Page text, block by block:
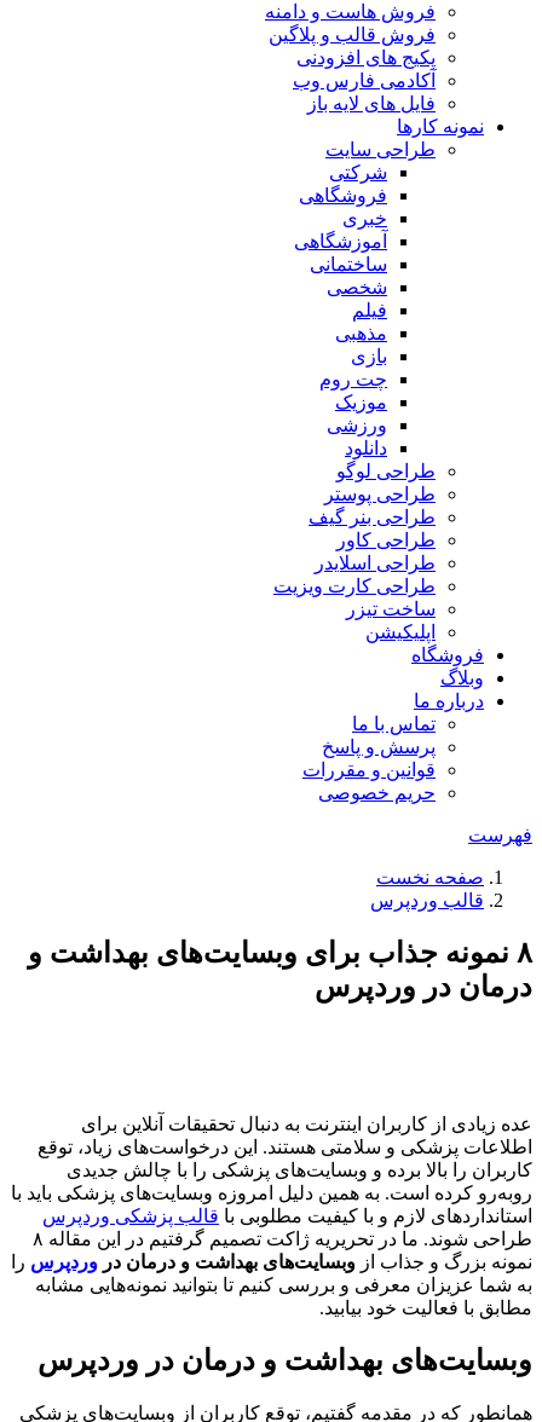
فروش هاست و دامنه
فروش قالب و پلاگین
پکیج های افزودنی
آکادمی فارس وب
فایل های لایه باز
نمونه کارها
طراحی سایت
شرکتی
فروشگاهی
خبری
آموزشگاهی
ساختمانی
شخصی
فیلم
مذهبی
بازی
چت روم
موزیک
ورزشی
دانلود
طراحی لوگو
طراحی پوستر
طراحی بنر گیف
طراحی کاور
طراحی اسلایدر
طراحی کارت ویزیت
ساخت تیزر
اپلیکیشن
فروشگاه
وبلاگ
درباره ما
تماس با ما
پرسش و پاسخ
قوانین و مقررات
حریم خصوصی
فهرست
صفحه نخست
قالب وردپرس
۸ نمونه جذاب برای وبسایت‌های بهداشت و
درمان در وردپرس
عده‌ زیادی از کاربران اینترنت به دنبال تحقیقات آنلاین برای
اطلاعات پزشکی و سلامتی هستند. این درخواست‌های زیاد، توقع
کاربران را بالا برده و وبسایت‌های پزشکی را با چالش جدیدی
روبه‌رو کرده است. به همین دلیل امروزه وبسایت‌های پزشکی باید با
استاندارد‌های لازم و با کیفیت مطلوبی با قالب پزشکی وردپرس
طراحی شوند. ما در تحریریه ژاکت تصمیم گرفتیم در این مقاله ۸
نمونه بزرگ و جذاب از وبسایت‌های بهداشت و درمان در وردپرس را
به شما عزیزان معرفی و بررسی کنیم تا بتوانید نمونه‌هایی مشابه
مطابق با فعالیت خود بیابید.
وبسایت‌های بهداشت و درمان در وردپرس
همانطور که در مقدمه گفتیم، توقع کاربران از وبسایت‌های پزشکی